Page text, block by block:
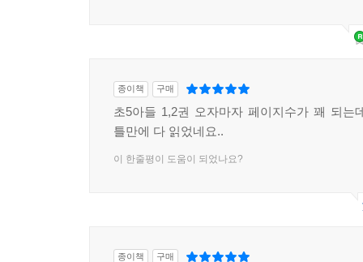
종이책 구매
초5아들 1,2권 오자마자 페이지수가 꽤 되는
틀만에 다 읽었네요..
이 한줄평이 도움이 되었나요?
종이책 구매